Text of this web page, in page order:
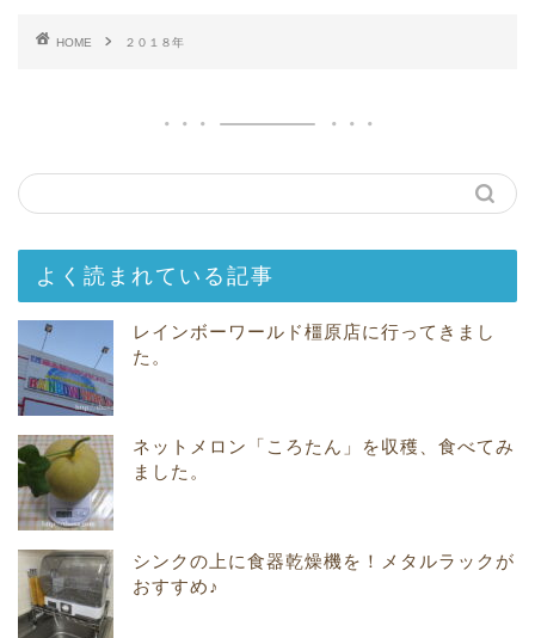
HOME ２０１８年
よく読まれている記事
レインボーワールド橿原店に行ってきまし
た。
ネットメロン「ころたん」を収穫、食べてみ
ました。
シンクの上に食器乾燥機を！メタルラックが
おすすめ♪